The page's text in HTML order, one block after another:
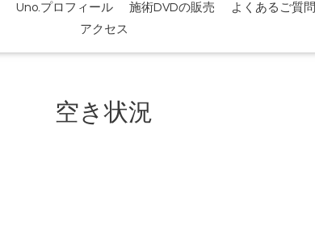
Uno.プロフィール 施術DVDの販売 よくあるご質問
アクセス
空き状況